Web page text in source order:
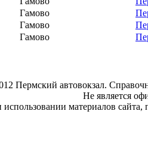
Гамово
Гамово
Гамово
Пермский автовокзал.
Не является
материалов сайта,